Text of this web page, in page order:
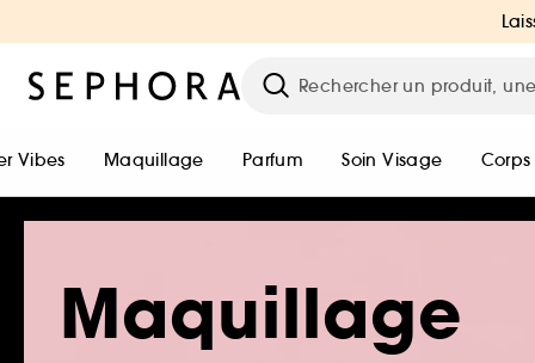
Vibes Maquillage Parfum Soin Visage Corps
Maquillage